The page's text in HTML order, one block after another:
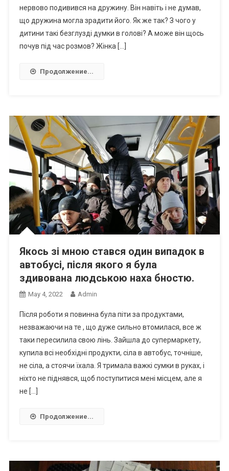
нервово подивився на дружину. Він навіть і не думав,
що дружина могла зрадити його. Як же так? З чого у
дитини такі безглузді думки в голові? А може він щось
почув під час розмов? Жінка […]
Продолжение...
Якось зі мною стався один випадок в
автобусі, після якого я була
здивована людською наха бностю.
May 4, 2022 Admin
Після роботи я повинна була піти за продуктами,
незважаючи на те , що дуже сильно втомилася, все ж
таки пересилила свою лінь. Зайшла до супермаркету,
купила всі необхідні продукти, сіла в автобус, точніше,
не сіла, а стоячи їхала. Я тримала важкі сумки в руках, і
ніхто не піднявся, щоб поступитися мені місцем, але я
не […]
Продолжение...